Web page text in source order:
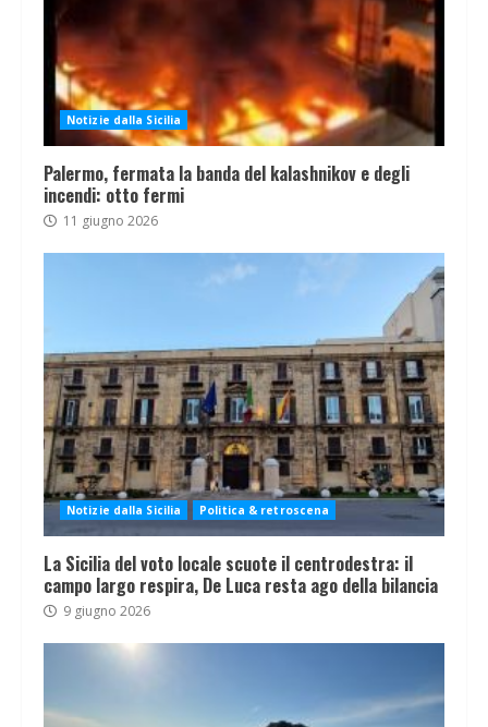
Notizie dalla Sicilia
Palermo, fermata la banda del kalashnikov e degli
incendi: otto fermi
11 giugno 2026
Notizie dalla Sicilia Politica & retroscena
La Sicilia del voto locale scuote il centrodestra: il
campo largo respira, De Luca resta ago della bilancia
9 giugno 2026